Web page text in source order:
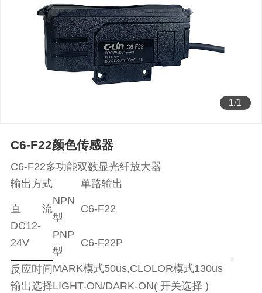
1/1
C6-F22颜色传感器
C6-F22多功能双数显光纤放大器
输出方式
单路输出
直流
DC12-
24V
NPN
型
C6-F22
PNP
型
C6-F22P
反应时间 MARK模式50us,CLOLOR模式130us
输出选择LIGHT-ON/DARK-ON( 开关选择 )